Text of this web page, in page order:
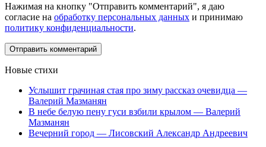
Нажимая на кнопку "Отправить комментарий", я даю
согласие на обработку персональных данных и принимаю
политику конфиденциальности.
Новые стихи
Услышит грачиная стая про зиму рассказ очевидца —
Валерий Мазманян
В небе белую пену гуси взбили крылом — Валерий
Мазманян
Вечерний город — Лисовский Александр Андреевич